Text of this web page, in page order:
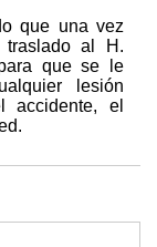
que una vez
al H.
que se le
lesión
accidente, el